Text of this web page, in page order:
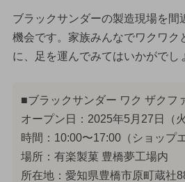
ブラックサンダーの製造現場を間
機会です。家族みんなでワクワク
に、足を運んでみてはいかがでし
■ブラックサンダー ワク ザクフ
オープン日：2025年5月27日（
時間：10:00〜17:00（ショップ
場所：有楽製菓 豊橋夢工場内
所在地：愛知県豊橋市原町蔵社